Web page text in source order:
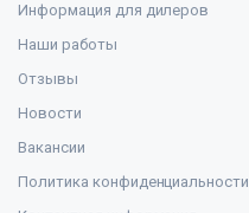
Информация для дилеров
Наши работы
Отзывы
Новости
Вакансии
Политика конфиденциальности